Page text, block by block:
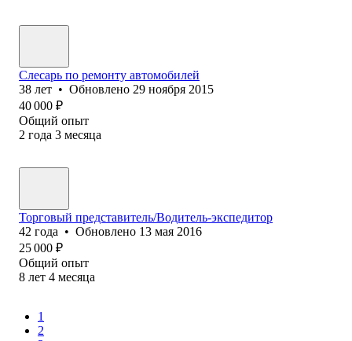
Слесарь по ремонту автомобилей
38 лет • Обновлено 29 ноября 2015
40 000 ₽
Общий опыт
2 года 3 месяца
Торговый представитель/Водитель-экспедитор
42 года • Обновлено 13 мая 2016
25 000 ₽
Общий опыт
8 лет 4 месяца
1
2